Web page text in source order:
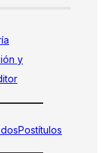
y
Postítulos